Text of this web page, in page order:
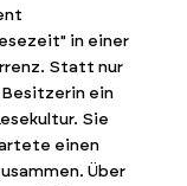
in einer
Statt nur
ein
Sie
einen
Über